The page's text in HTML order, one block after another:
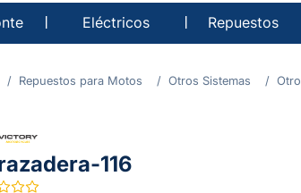
Eléctricos Repuestos
Repuestos para Motos Otros Sistemas
116